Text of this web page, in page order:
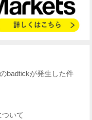
badtickが発生した件
いて